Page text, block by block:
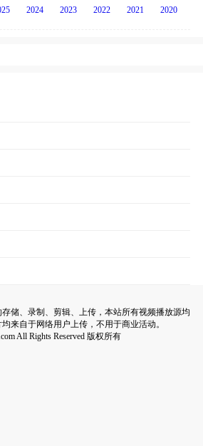
2024 2023 2022 2021 2020
储、录制、剪辑、上传，本站所有视频播放源均
来自于网络用户上传，不用于商业活动。
All Rights Reserved 版权所有